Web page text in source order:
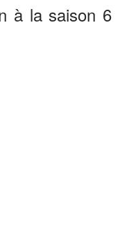
à la saison 6